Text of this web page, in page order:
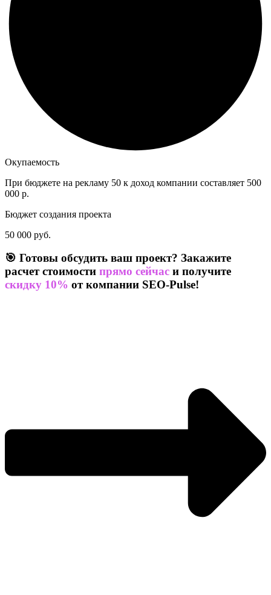
Окупаемость
При бюджете на рекламу 50 к доход компании составляет 500
000 р.
Бюджет создания проекта
50 000 руб.
🎯 Готовы обсудить ваш проект? Закажите
расчет стоимости прямо сейчас и получите
скидку 10% от компании SEO-Pulse!